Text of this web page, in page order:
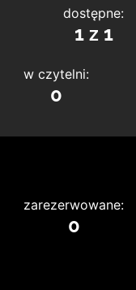
dostępne:
1 z 1
w czytelni:
0
zarezerwowane:
0